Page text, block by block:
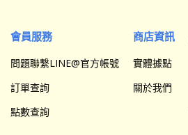
會員服務
問題聯繫LINE@官方帳號
訂單查詢
點數查詢
商店資訊
實體據點
關於我們